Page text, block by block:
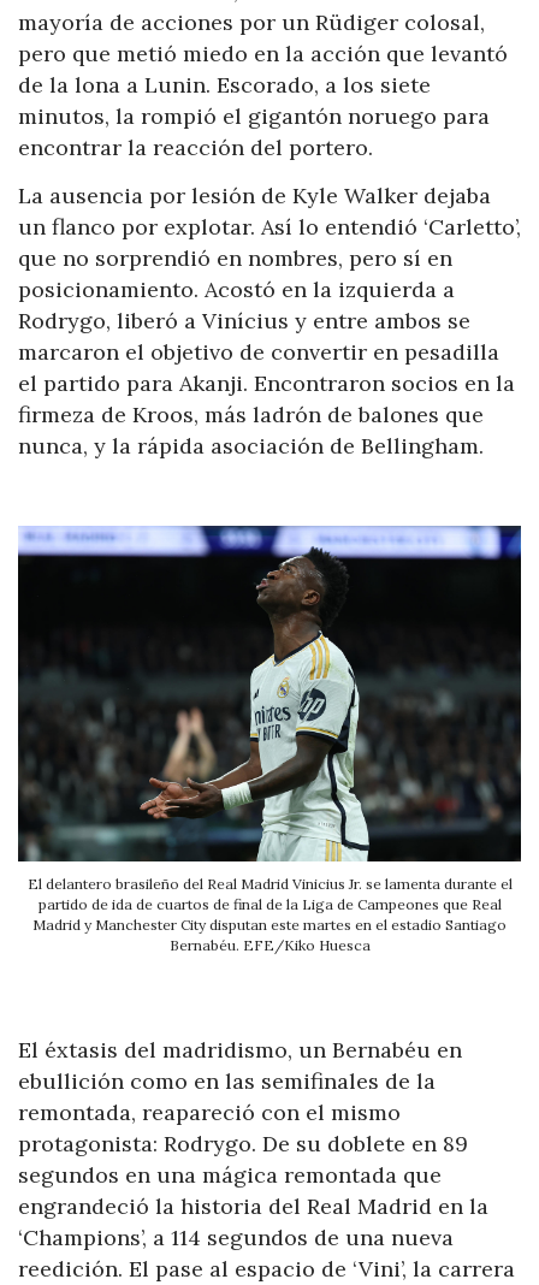
mayoría de acciones por un Rüdiger colosal,
pero que metió miedo en la acción que levantó
de la lona a Lunin. Escorado, a los siete
minutos, la rompió el gigantón noruego para
encontrar la reacción del portero.
La ausencia por lesión de Kyle Walker dejaba
un flanco por explotar. Así lo entendió ‘Carletto’,
que no sorprendió en nombres, pero sí en
posicionamiento. Acostó en la izquierda a
Rodrygo, liberó a Vinícius y entre ambos se
marcaron el objetivo de convertir en pesadilla
el partido para Akanji. Encontraron socios en la
firmeza de Kroos, más ladrón de balones que
nunca, y la rápida asociación de Bellingham.
El delantero brasileño del Real Madrid Vinicius Jr. se lamenta durante el
partido de ida de cuartos de final de la Liga de Campeones que Real
Madrid y Manchester City disputan este martes en el estadio Santiago
Bernabéu. EFE/Kiko Huesca
El éxtasis del madridismo, un Bernabéu en
ebullición como en las semifinales de la
remontada, reapareció con el mismo
protagonista: Rodrygo. De su doblete en 89
segundos en una mágica remontada que
engrandeció la historia del Real Madrid en la
‘Champions’, a 114 segundos de una nueva
reedición. El pase al espacio de ‘Vini’, la carrera